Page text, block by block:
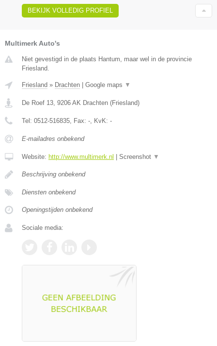
BEKIJK VOLLEDIG PROFIEL
Multimerk Auto's
Niet gevestigd in de plaats Hantum, maar wel in de provincie
Friesland.
Friesland » Drachten | Google maps ▼
De Roef 13 9206 AK Drachten (Friesland)
Tel: 0512-516835 , Fax: - , KvK: -
E-mailadres onbekend
Website: http://www.multimerk.nl | Screenshot ▼
Beschrijving onbekend
Diensten onbekend
Openingstijden onbekend
Sociale media: